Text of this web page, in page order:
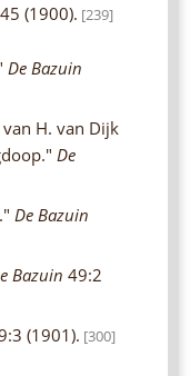
(1900). [239]
De Bazuin
H. van Dijk
De
De Bazuin
Bazuin 49:2
(1901). [300]